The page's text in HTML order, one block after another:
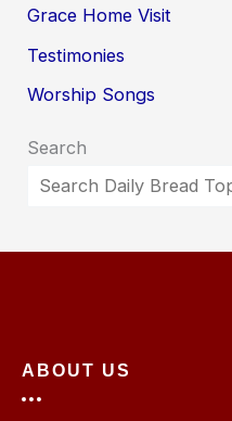
Grace Home Visit
Testimonies
Worship Songs
Search
ABOUT US